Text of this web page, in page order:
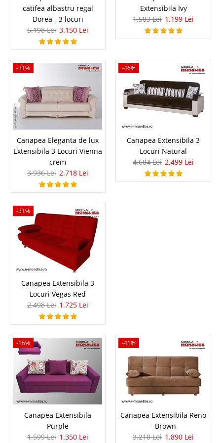
Canapea 3 Locuri cu Lada Vegas -
Orange
Canapele ieftine de 3 Locuri Extensibile cu Lada - Vegas Portocaliu O
canapea Portocalie este un rasfat, Vegas este o canapea ieftina foarte
avantajoasa pentru tineri, studenti sau elevi ori pentru apartamente sau
case cu camere mici. Seria de canapele extensibile Veg..
Compara
1.725 Lei
Adauga la Favorite
-7%
Canapea Anatolia 3 locuri Extensibila
canapea extensibila de 3 locuri cu saltea din poliuretan pe un mecanism
de extensie tip italian ce ofera un raport calitate pret excelent. In gama ei
de preturi canapeaua Anatolia te surprin..
Compara
3.751 Lei
Pret Redus 3.488 Lei
Indisponibil-Furnizor delistat
catifea albastru regal
Dorea - 3 locuri
5.198 Lei 3.150 Lei
Extensibila Ivy
1.583 Lei 1.199 Lei
-31%
Canapea Eleganta de lux
Extensibila 3 Locuri Vienna
crem
3.936 Lei 2.718 Lei
-46%
Canapea Extensibila 3
Locuri Natural
4.604 Lei 2.499 Lei
-31%
Canapea Extensibila 3
Locuri Vegas Red
2.498 Lei 1.725 Lei
-16%
Canapea Extensibila
Purple
1.599 Lei 1.350 Lei
-41%
Canapea Extensibila Reno
- Brown
3.218 Lei 1.890 Lei